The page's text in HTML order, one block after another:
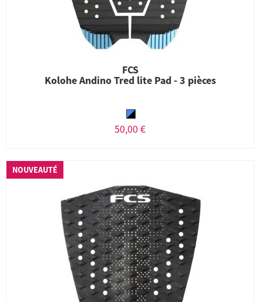
FCS
Kolohe Andino Tred lite Pad - 3 pièces
50,00 €
NOUVEAUTÉ